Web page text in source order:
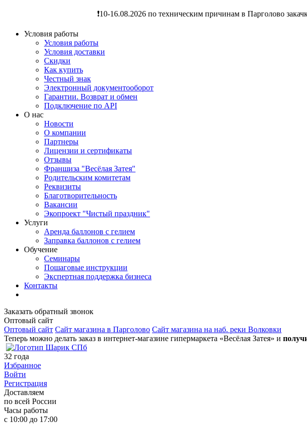
❗️10-16.08.2026 по техническим причинам в Парголово
Условия работы
Условия работы
Условия доставки
Скидки
Как купить
Честный знак
Электронный документооборот
Гарантии. Возврат и обмен
Подключение по API
О нас
Новости
О компании
Партнеры
Лицензии и сертификаты
Отзывы
Франшиза "Весёлая Затея"
Родительским комитетам
Реквизиты
Благотворительность
Вакансии
Экопроект "Чистый праздник"
Услуги
Аренда баллонов с гелием
Заправка баллонов с гелием
Обучение
Семинары
Пошаговые инструкции
Экспертная поддержка бизнеса
Контакты
Заказать обратный звонок
Оптовый сайт
Оптовый сайт Сайт магазина в Парголово Сайт магазина на наб. реки Волковки
Теперь можно делать заказ в интернет-магазине гипермаркета «Весёлая Затея» и
32 года
Избранное
Войти
Регистрация
Доставляем
по всей России
Часы работы
с 10:00 до 17:00